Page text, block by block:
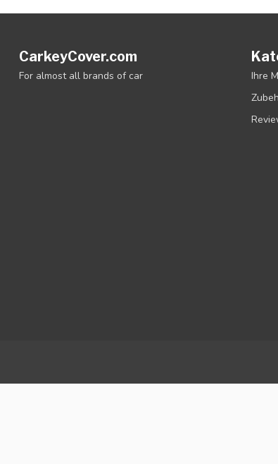
CarkeyCover.com
For almost all brands of car
Ihre